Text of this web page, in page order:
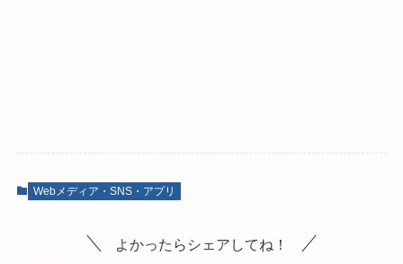
Webメディア・SNS・アプリ
よかったらシェアしてね！